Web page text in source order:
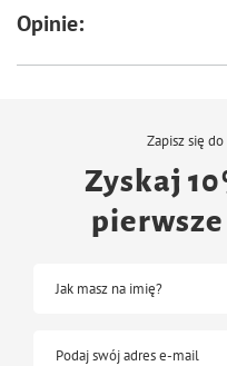
Opinie:
Zapisz się
Zyskaj
Jak masz na imię?
Podaj swój adres e-mail